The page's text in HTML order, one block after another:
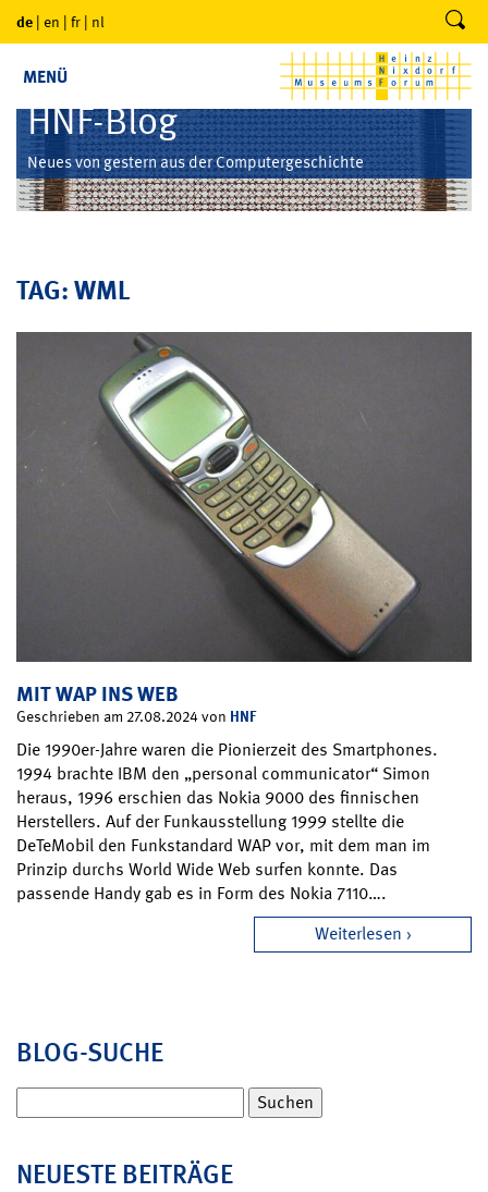
de | en | fr | nl
MENÜ
HNF-Blog
Neues von gestern aus der Computergeschichte
TAG: WML
MIT WAP INS WEB
Geschrieben am 27.08.2024 von HNF
Die 1990er-Jahre waren die Pionierzeit des Smartphones.
1994 brachte IBM den „personal communicator“ Simon
heraus, 1996 erschien das Nokia 9000 des finnischen
Herstellers. Auf der Funkausstellung 1999 stellte die
DeTeMobil den Funkstandard WAP vor, mit dem man im
Prinzip durchs World Wide Web surfen konnte. Das
passende Handy gab es in Form des Nokia 7110….
Weiterlesen
BLOG-SUCHE
nach:
NEUESTE BEITRÄGE